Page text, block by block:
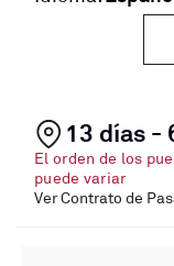
13 días -
El orden de los
puede variar
Ver Contrato de